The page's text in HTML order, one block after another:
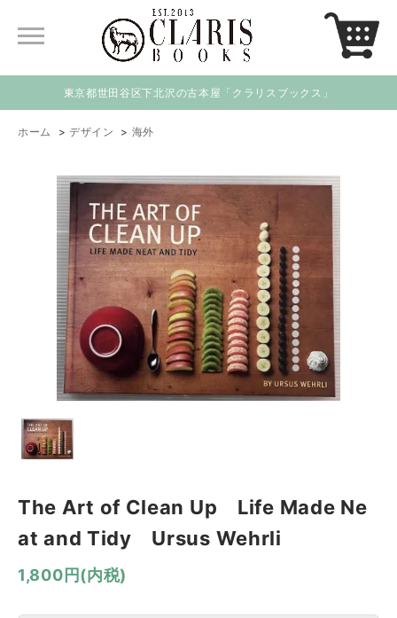
東京都世田谷区下北沢の古本屋「クラリスブックス」
ホーム > デザイン > 海外
The Art of Clean Up Life Made Ne
at and Tidy Ursus Wehrli
1,800円(内税)